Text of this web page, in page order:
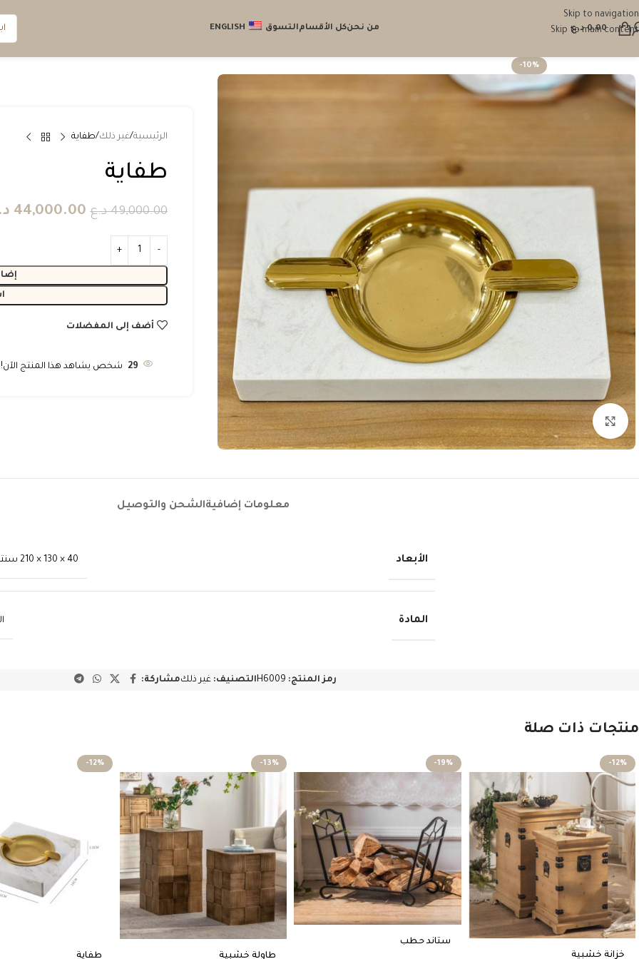
Skip to navigation
Skip to main content
0.00 د.ع من نحنكل الأقسامالتسوق ENGLISH
-10%
انقر للتكبير
الرئيسية غير ذلك طفاية
طفاية
49,000.00 د.ع 44,000.00
أضف إلى المفضلات
29 شخص يشاهد هذا المنتج الآن!
معلومات إضافيةالشحن والتوصيل
الأبعاد 40 × 130 × 210 سنتيميتر
المادة
رمز المنتج: H6009التصنيف: غير ذلكمشاركة:
منتجات ذات صلة
-12%
خزانة خشبية
-19%
ستاند حطب
-13%
طاولة خشبية
-12%
طفاية